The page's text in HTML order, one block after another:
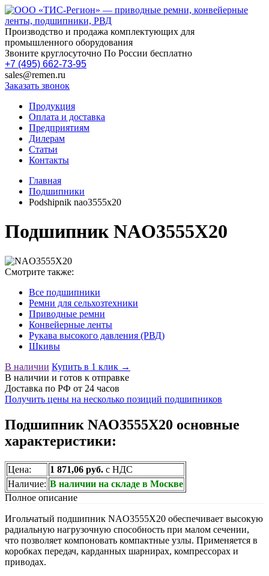
Производство и продажа комплектующих для
промышленного оборудования
Звоните круглосуточно По России бесплатно
+7 (495) 662-73-95
sales@remen.ru
Заказать звонок
Продукция
Оплата и доставка
Предприятиям
Дилерам
Статьи
Контакты
Главная
Подшипники
Podshipnik nao3555x20
Подшипник NAO3555X20
Смотрите также:
Все подшипники
Ремни для сельхозтехники
Приводные ремни
Конвейерные ленты
Рукава высокого давления (РВД)
Шкивы
В наличии Купить в 1 клик →
В наличии и готов к отправке
Доставка по РФ от 24 часов
Получить цены на несколько позиций подшипников
Подшипник NAO3555X20 основные
характеристики:
Цена: 1 871,06 руб. с НДС
Наличие: В наличии на складе в Москве
Полное описание
Игольчатый подшипник NAO3555X20 обеспечивает высокую
радиальную нагрузочную способность при малом сечении,
что позволяет компоновать компактные узлы. Применяется в
коробках передач, карданных шарнирах, компрессорах и
приводах.